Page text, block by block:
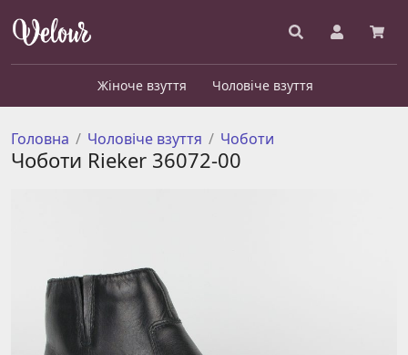
Жіноче взуття Чоловіче взуття
Головна Чоловіче взуття Чоботи
Чоботи Rieker 36072-00